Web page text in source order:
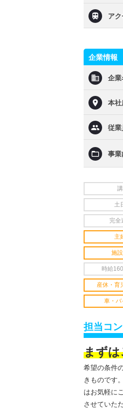
アク
企業情報
企業
本社
従業
事業
土
完全
主
施
時給
産休・育
車・バ
担当コ
まずは
希望の条件
きものです
はお気軽に
させていた